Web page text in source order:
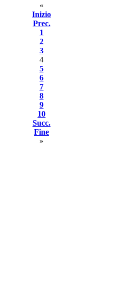
«
Inizio
Prec.
1
2
3
4
5
6
7
8
9
10
Succ.
Fine
»